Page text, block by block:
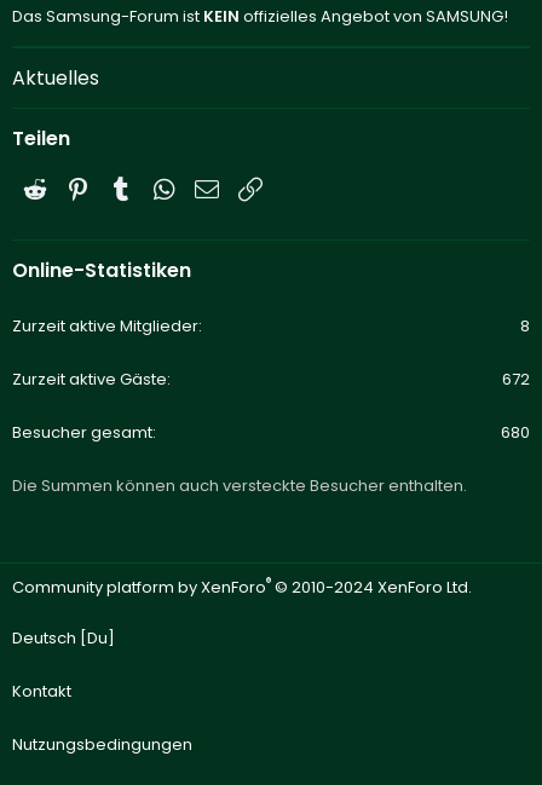
Das Samsung-Forum ist KEIN offizielles Angebot von SAMSUNG!
Aktuelles
Teilen
Reddit PinterestTumblrWhatsApp
E-Mail
Online-Statistiken
Zurzeit aktive Mitglieder 8
Zurzeit aktive Gäste 672
Besucher gesamt 680
Die Summen können auch versteckte Besucher enthalten.
Community platform by XenForo® © 2010-2024 XenForo Ltd.
Deutsch [Du]
Kontakt
Nutzungsbedingungen